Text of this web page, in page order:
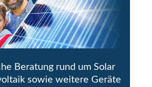
Beratung rund um Solar
sowie weitere Geräte